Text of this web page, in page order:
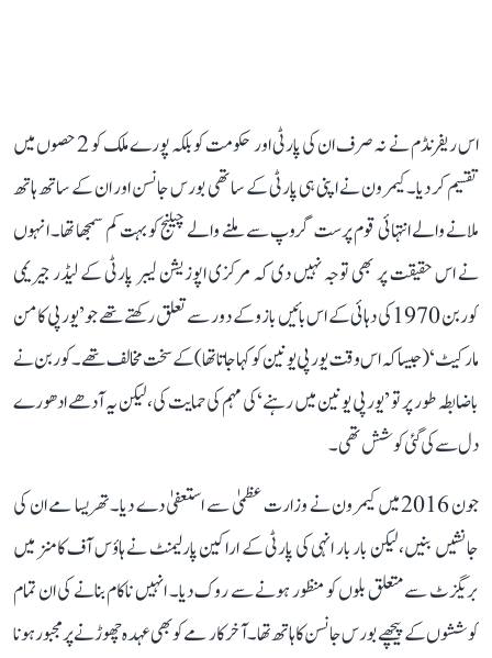
اس ریفرنڈم نے نہ صرف ان کی پارٹی اور حکومت کو بلکہ پورے ملک کو 2 حصوں میں
تقسیم کر دیا۔ کیمرون نے اپنی ہی پارٹی کے ساتھی بورس جانسن اور ان کے ساتھ ہاتھ
ملانے والے انتہائی قوم پرست گروپ سے ملنے والے چیلنج کو بہت کم سمجھا تھا۔ انہوں
نے اس حقیقت پر بھی توجہ نہیں دی کہ مرکزی اپوزیشن لیبر پارٹی کے لیڈر جیریمی
کوربن 1970 کی دہائی کے اس بائیں بازو کے دور سے تعلق رکھتے تھے جو ’یورپی کامن
مارکیٹ‘ (جیسا کہ اس وقت یورپی یونین کو کہا جاتا تھا) کے سخت مخالف تھے۔ کوربن نے
باضابطہ طور پر تو ’یورپی یونین میں رہنے‘ کی مہم کی حمایت کی، لیکن یہ آدھے ادھورے
دل سے کی گئی کوشش تھی۔
جون 2016 میں کیمرون نے وزارت عظمیٰ سے استعفیٰ دے دیا۔ تھریسا مے ان کی
جانشیں بنیں، لیکن بار بار انہی کی پارٹی کے اراکین پارلیمنٹ نے ہاؤس آف کامنز میں
بریگزٹ سے متعلق بلوں کو منظور ہونے سے روک دیا۔ انہیں ناکام بنانے کی ان تمام
کوششوں کے پیچھے بورس جانسن کا ہاتھ تھا۔ آخرکار مے کو بھی عہدہ چھوڑنے پر مجبور ہونا